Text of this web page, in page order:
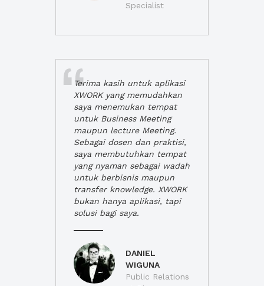
Specialist
Terima kasih untuk aplikasi
XWORK yang memudahkan
saya menemukan tempat
untuk Business Meeting
maupun lecture Meeting.
Sebagai dosen dan praktisi,
saya membutuhkan tempat
yang nyaman sebagai wadah
untuk berbisnis maupun
transfer knowledge. XWORK
bukan hanya aplikasi, tapi
solusi bagi saya.
DANIEL
WIGUNA
Public Relations